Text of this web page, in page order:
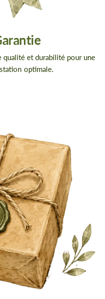
et durabilité pour une
optimale.